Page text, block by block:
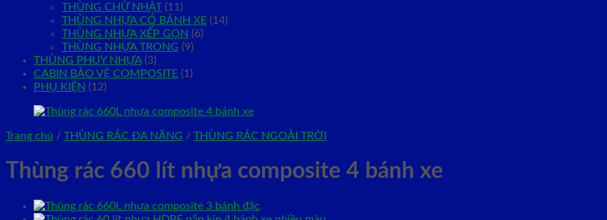
THÙNG CHỮ NHẬT (11)
THÙNG NHỰA CÓ BÁNH XE (14)
THÙNG NHỰA XẾP GỌN (6)
THÙNG NHỰA TRONG (9)
THÙNG PHUY NHỰA (3)
CABIN BẢO VỆ COMPOSITE (1)
PHỤ KIỆN (12)
Trang chủ / THÙNG RÁC ĐA NĂNG / THÙNG RÁC NGOÀI TRỜI
Thùng rác 660 lít nhựa composite 4 bánh xe